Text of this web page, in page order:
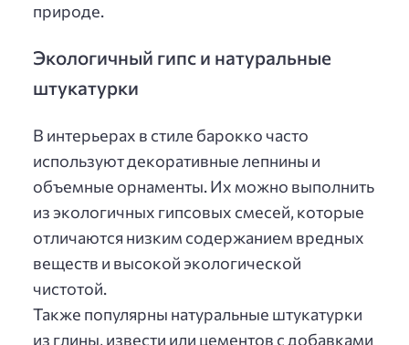
природе.
Экологичный гипс и натуральные
штукатурки
В интерьерах в стиле барокко часто
используют декоративные лепнины и
объемные орнаменты. Их можно выполнить
из экологичных гипсовых смесей, которые
отличаются низким содержанием вредных
веществ и высокой экологической
чистотой.
Также популярны натуральные штукатурки
из глины, извести или цементов с добавками